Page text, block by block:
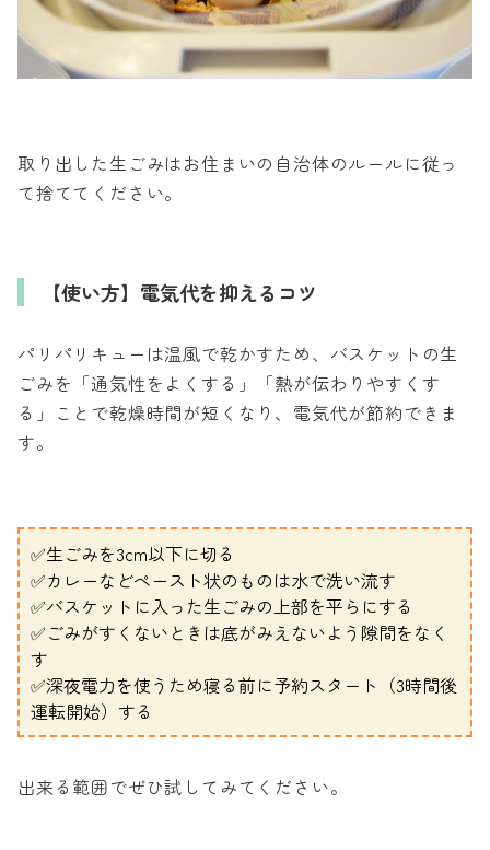
取り出した生ごみはお住まいの自治体のルールに従っ
て捨ててください。
【使い方】電気代を抑えるコツ
パリパリキューは温風で乾かすため、バスケットの生
ごみを「通気性をよくする」「熱が伝わりやすくす
る」ことで乾燥時間が短くなり、電気代が節約できま
す。
✅生ごみを3cm以下に切る
✅カレーなどペースト状のものは水で洗い流す
✅バスケットに入った生ごみの上部を平らにする
✅ごみがすくないときは底がみえないよう隙間をなく
す
✅深夜電力を使うため寝る前に予約スタート（3時間後
運転開始）する
出来る範囲でぜひ試してみてください。